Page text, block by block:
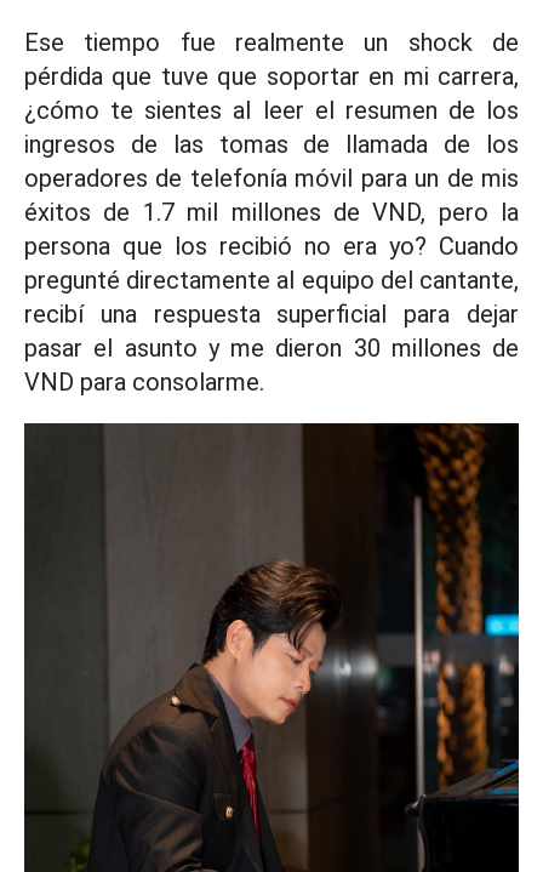
Ese tiempo fue realmente un shock de
pérdida que tuve que soportar en mi carrera,
¿cómo te sientes al leer el resumen de los
ingresos de las tomas de llamada de los
operadores de telefonía móvil para un de mis
éxitos de 1.7 mil millones de VND, pero la
persona que los recibió no era yo? Cuando
pregunté directamente al equipo del cantante,
recibí una respuesta superficial para dejar
pasar el asunto y me dieron 30 millones de
VND para consolarme.